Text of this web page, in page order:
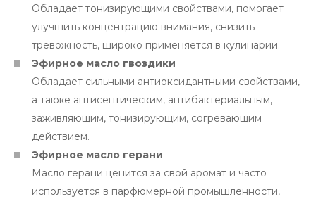
Обладает тонизирующими свойствами, помогает
улучшить концентрацию внимания, снизить
тревожность, широко применяется в кулинарии.
Эфирное масло гвоздики
Обладает сильными антиоксидантными свойствами,
а также антисептическим, антибактериальным,
заживляющим, тонизирующим, согревающим
действием.
Эфирное масло герани
Масло герани ценится за свой аромат и часто
используется в парфюмерной промышленности,